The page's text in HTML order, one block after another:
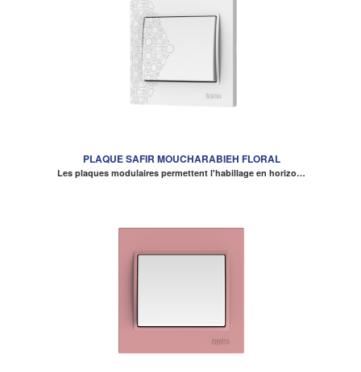
PLAQUE SAFIR MOUCHARABIEH FLORAL
Les plaques modulaires permettent l'habillage en horizo…